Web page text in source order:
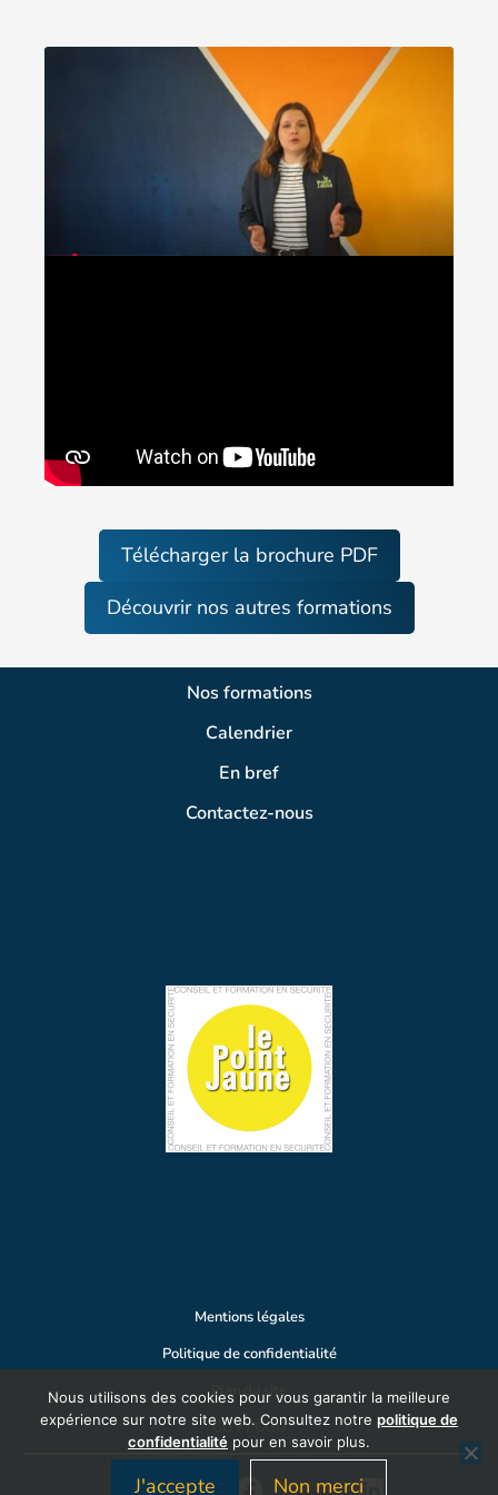
Télécharger la brochure PDF
Découvrir nos autres formations
Nos formations
Calendrier
En bref
Contactez-nous
Mentions légales
Politique de confidentialité
Plan du site
CGV / CGU
Nous utilisons des cookies pour vous garantir la meilleure
expérience sur notre site web. Consultez notre politique de
confidentialité pour en savoir plus.
J'accepte Non merci